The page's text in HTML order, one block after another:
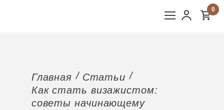
0
Главная
Статьи
Как стать визажистом:
советы начинающему